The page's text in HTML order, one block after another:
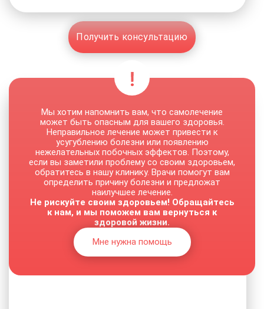
Получить консультацию
Мы хотим напомнить вам, что самолечение
может быть опасным для вашего здоровья.
Неправильное лечение может привести к
усугублению болезни или появлению
нежелательных побочных эффектов. Поэтому,
если вы заметили проблему со своим здоровьем,
обратитесь в нашу клинику. Врачи помогут вам
определить причину болезни и предложат
наилучшее лечение.
Не рискуйте своим здоровьем! Обращайтесь
к нам, и мы поможем вам вернуться к
здоровой жизни.
Мне нужна помощь